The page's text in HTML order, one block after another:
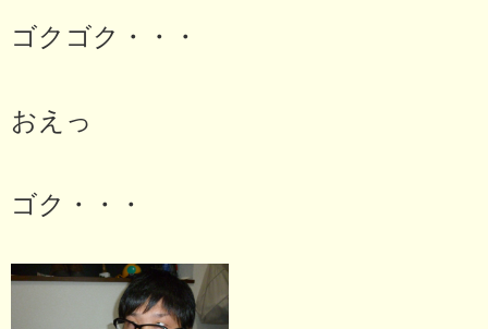
ゴクゴク・・・
おえっ
ゴク・・・